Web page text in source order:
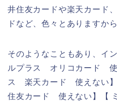
井住友カードや楽天カード
ドなど、色々とありますから
そのようなこともあり、イ
ルプラス オリコカード 使
ス 楽天カード 使えない
住友カード 使えない】【